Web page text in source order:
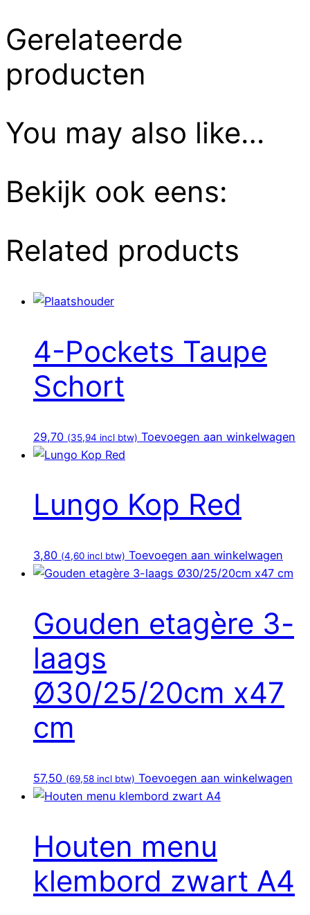
Gerelateerde
producten
You may also like…
Bekijk ook eens:
Related products
4-Pockets Taupe
Schort
29,70 (35,94 incl btw) Toevoegen aan winkelwagen
Lungo Kop Red
3,80 (4,60 incl btw) Toevoegen aan winkelwagen
Gouden etagère 3-
laags
Ø30/25/20cm x47
cm
57,50 (69,58 incl btw) Toevoegen aan winkelwagen
Houten menu
klembord zwart A4